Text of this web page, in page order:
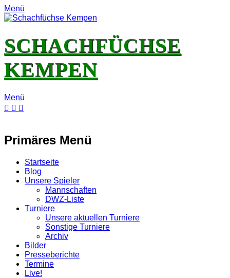
Menü
SCHACHFÜCHSE
KEMPEN
Menü
E-
FeedYouTube
Primäres Menü
Zum
Inhalt
springen
Startseite
Blog
Unsere Spieler
Mannschaften
DWZ-Liste
Turniere
Unsere aktuellen Turniere
Sonstige Turniere
Archiv
Bilder
Presseberichte
Termine
Live!